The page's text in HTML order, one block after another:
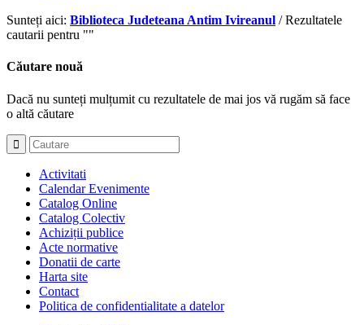
Sunteți aici: Biblioteca Judeteana Antim Ivireanul / Rezultatele
cautarii pentru ""
Căutare nouă
Dacă nu sunteți mulțumit cu rezultatele de mai jos vă rugăm să face
o altă căutare
Activitati
Calendar Evenimente
Catalog Online
Catalog Colectiv
Achiziții publice
Acte normative
Donatii de carte
Harta site
Contact
Politica de confidentialitate a datelor